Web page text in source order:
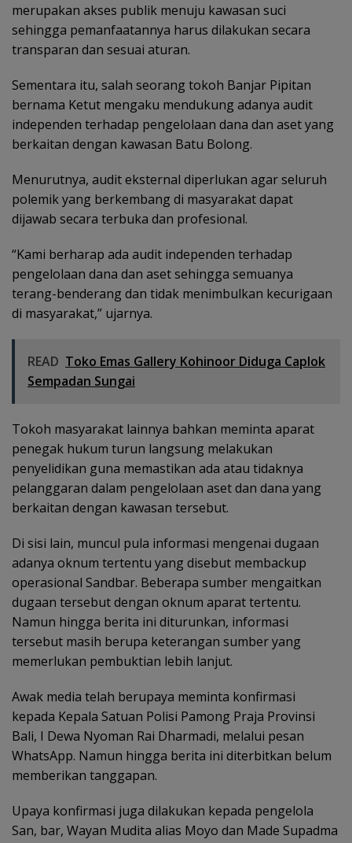
merupakan akses publik menuju kawasan suci
sehingga pemanfaatannya harus dilakukan secara
transparan dan sesuai aturan.
Sementara itu, salah seorang tokoh Banjar Pipitan
bernama Ketut mengaku mendukung adanya audit
independen terhadap pengelolaan dana dan aset yang
berkaitan dengan kawasan Batu Bolong.
Menurutnya, audit eksternal diperlukan agar seluruh
polemik yang berkembang di masyarakat dapat
dijawab secara terbuka dan profesional.
“Kami berharap ada audit independen terhadap
pengelolaan dana dan aset sehingga semuanya
terang-benderang dan tidak menimbulkan kecurigaan
di masyarakat,” ujarnya.
READ Toko Emas Gallery Kohinoor Diduga Caplok
Sempadan Sungai
Tokoh masyarakat lainnya bahkan meminta aparat
penegak hukum turun langsung melakukan
penyelidikan guna memastikan ada atau tidaknya
pelanggaran dalam pengelolaan aset dan dana yang
berkaitan dengan kawasan tersebut.
Di sisi lain, muncul pula informasi mengenai dugaan
adanya oknum tertentu yang disebut membackup
operasional Sandbar. Beberapa sumber mengaitkan
dugaan tersebut dengan oknum aparat tertentu.
Namun hingga berita ini diturunkan, informasi
tersebut masih berupa keterangan sumber yang
memerlukan pembuktian lebih lanjut.
Awak media telah berupaya meminta konfirmasi
kepada Kepala Satuan Polisi Pamong Praja Provinsi
Bali, I Dewa Nyoman Rai Dharmadi, melalui pesan
WhatsApp. Namun hingga berita ini diterbitkan belum
memberikan tanggapan.
Upaya konfirmasi juga dilakukan kepada pengelola
San, bar, Wayan Mudita alias Moyo dan Made Supadma